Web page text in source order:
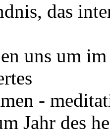
das
uns um
-
Jahr des